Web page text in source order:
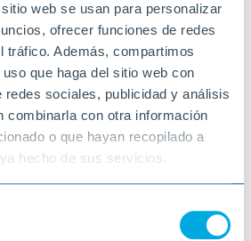
web se usan para personalizar
ofrecer funciones de redes
tráfico. Además, compartimos
que haga del sitio web con
redes sociales, publicidad y análisis
combinarla con otra información
o que hayan recopilado a
hecho de sus servicios.